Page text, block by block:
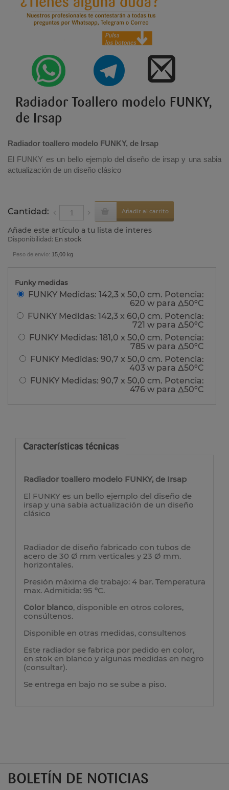
Radiador Toallero modelo FUNKY,
de Irsap
Radiador toallero modelo FUNKY, de Irsap
El FUNKY es un bello ejemplo del diseño de irsap y una sabia
actualización de un diseño clásico
Cantidad: Añadir al carrito
Añade este artículo a tu lista de interes
Disponibilidad: En stock
Peso de envío: 15,00 kg
Funky medidas
FUNKY Medidas: 142,3 x 50,0 cm. Potencia:
620 w para Δ50ºC
FUNKY Medidas: 142,3 x 60,0 cm. Potencia:
721 w para Δ50ºC
FUNKY Medidas: 181,0 x 50,0 cm. Potencia:
785 w para Δ50ºC
FUNKY Medidas: 90,7 x 50,0 cm. Potencia:
403 w para Δ50ºC
FUNKY Medidas: 90,7 x 50,0 cm. Potencia:
476 w para Δ50ºC
Características técnicas
Radiador toallero modelo FUNKY, de Irsap
El FUNKY es un bello ejemplo del diseño de
irsap y una sabia actualización de un diseño
clásico
Radiador de diseño fabricado con tubos de
acero de 30 Ø mm verticales y 23 Ø mm.
horizontales.
Presión máxima de trabajo: 4 bar. Temperatura
max. Admitida: 95 ºC.
Color blanco, disponible en otros colores,
consúltenos.
Disponible en otras medidas, consultenos
Este radiador se fabrica por pedido en color,
en stok en blanco y algunas medidas en negro
(consultar).
Se entrega en bajo no se sube a piso.
BOLETÍN DE NOTICIAS